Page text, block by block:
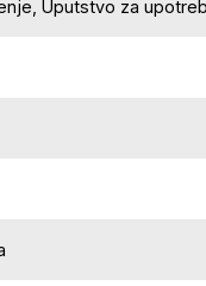
Uputstvo za